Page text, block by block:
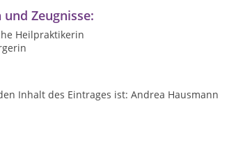
Zeugnisse:
Heilpraktikerin
Inhalt des Eintrages ist: Andrea Hausmann